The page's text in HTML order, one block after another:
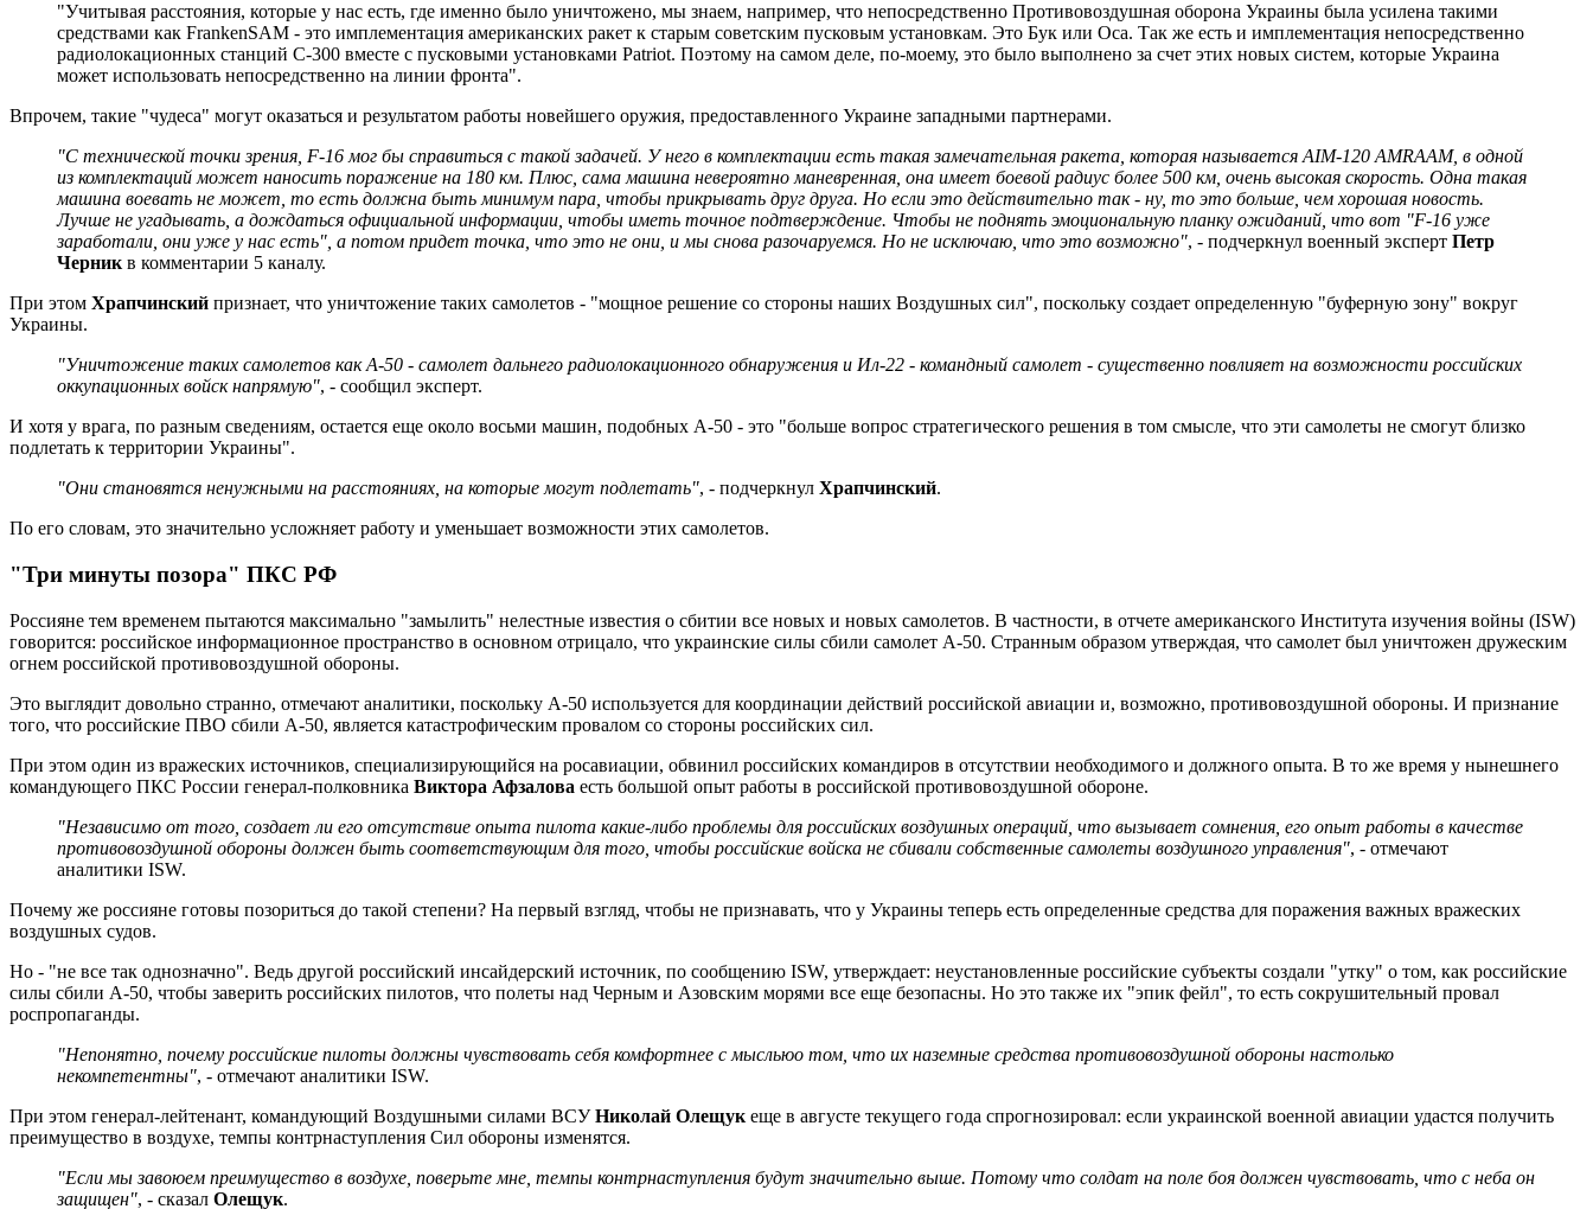
"Учитывая расстояния, которые у нас есть, где именно было уничтожено, мы знаем, например, что непосредственно Противовоздушная оборона Украины была усилена такими
средствами как FrankenSAM - это имплементация американских ракет к старым советским пусковым установкам. Это Бук или Оса. Так же есть и имплементация непосредственно
радиолокационных станций С-300 вместе с пусковыми установками Patriot. Поэтому на самом деле, по-моему, это было выполнено за счет этих новых систем, которые Украина
может использовать непосредственно на линии фронта".
Впрочем, такие "чудеса" могут оказаться и результатом работы новейшего оружия, предоставленного Украине западными партнерами.
"С технической точки зрения, F-16 мог бы справиться с такой задачей. У него в комплектации есть такая замечательная ракета, которая называется AIM-120 AMRAAM, в одной
из комплектаций может наносить поражение на 180 км. Плюс, сама машина невероятно маневренная, она имеет боевой радиус более 500 км, очень высокая скорость. Одна такая
машина воевать не может, то есть должна быть минимум пара, чтобы прикрывать друг друга. Но если это действительно так - ну, то это больше, чем хорошая новость.
Лучше не угадывать, а дождаться официальной информации, чтобы иметь точное подтверждение. Чтобы не поднять эмоциональную планку ожиданий, что вот "F-16 уже
заработали, они уже у нас есть", а потом придет точка, что это не они, и мы снова разочаруемся. Но не исключаю, что это возможно", - подчеркнул военный эксперт Петр
Черникв комментарии 5 каналу.
При этом Храпчинский признает, что уничтожение таких самолетов - "мощное решение со стороны наших Воздушных сил", поскольку создает определенную "буферную зону" вокруг
Украины.
"Уничтожение таких самолетов как А-50 - самолет дальнего радиолокационного обнаружения и Ил-22 - командный самолет - существенно повлияет на возможности российских
оккупационных войск напрямую", - сообщил эксперт.
И хотя у врага, по разным сведениям, остается еще около восьми машин, подобных А-50 - это "больше вопрос стратегического решения в том смысле, что эти самолеты не смогут близко
подлетать к территории Украины".
"Они становятся ненужными на расстояниях, на которые могут подлетать", - подчеркнул Храпчинский.
По его словам, это значительно усложняет работу и уменьшает возможности этих самолетов.
"Три минуты позора" ПКС РФ
Россияне тем временем пытаются максимально "замылить" нелестные известия о сбитии все новых и новых самолетов. В частности, в отчете американского Института изучения войны (ISW)
говорится: российское информационное пространство в основном отрицало, что украинские силы сбили самолет А-50. Странным образом утверждая, что самолет был уничтожен дружеским
огнем российской противовоздушной обороны.
Это выглядит довольно странно, отмечают аналитики, поскольку А-50 используется для координации действий российской авиации и, возможно, противовоздушной обороны. И признание
того, что российские ПВО сбили А-50, является катастрофическим провалом со стороны российских сил.
При этом один из вражеских источников, специализирующийся на росавиации, обвинил российских командиров в отсутствии необходимого и должного опыта. В то же время у нынешнего
командующего ПКС России генерал-полковника Виктора Афзалова есть большой опыт работы в российской противовоздушной обороне.
"Независимо от того, создает ли его отсутствие опыта пилота какие-либо проблемы для российских воздушных операций, что вызывает сомнения, его опыт работы в качестве
противовоздушной обороны должен быть соответствующим для того, чтобы российские войска не сбивали собственные самолеты воздушного управления", - отмечают
аналитики ISW.
Почему же россияне готовы позориться до такой степени? На первый взгляд, чтобы не признавать, что у Украины теперь есть определенные средства для поражения важных вражеских
воздушных судов.
Но - "не все так однозначно". Ведь другой российский инсайдерский источник, по сообщению ISW, утверждает: неустановленные российские субъекты создали "утку" о том, как российские
силы сбили А-50, чтобы заверить российских пилотов, что полеты над Черным и Азовским морями все еще безопасны. Но это также их "эпик фейл", то есть сокрушительный провал
роспропаганды.
"Непонятно, почему российские пилоты должны чувствовать себя комфортнее с мысльюо том, что их наземные средства противовоздушной обороны настолько
некомпетентны", - отмечают аналитики ISW.
При этом генерал-лейтенант, командующий Воздушными силами ВСУНиколай Олещук еще в августе текущего года спрогнозировал: если украинской военной авиации удастся получить
преимущество в воздухе, темпы контрнаступления Сил обороны изменятся.
"Если мы завоюем преимущество в воздухе, поверьте мне, темпы контрнаступления будут значительно выше. Потому что солдат на поле боя должен чувствовать, что с неба он
защищен", - сказал Олещук.